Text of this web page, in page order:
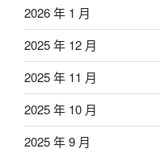
2026 年 1 月
2025 年 12 月
2025 年 11 月
2025 年 10 月
2025 年 9 月